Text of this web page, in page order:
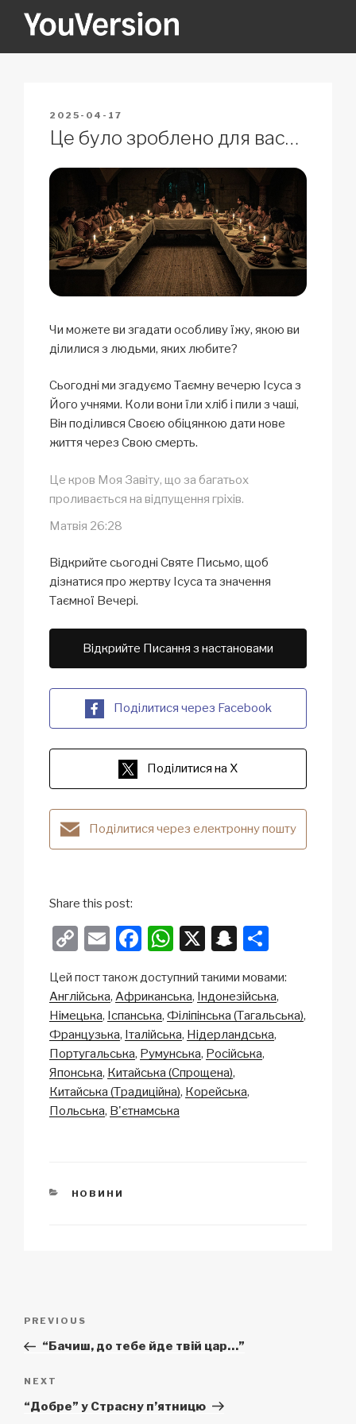
YOUVERSION
POSTED
ON
2025-04-17
Це було зроблено для вас…
Чи можете ви згадати особливу їжу, якою ви
ділилися з людьми, яких любите?
Сьогодні ми згадуємо Таємну вечерю Ісуса з
Його учнями. Коли вони їли хліб і пили з чаші,
Він поділився Своєю обіцянкою дати нове
життя через Свою смерть.
Це кров Моя Завіту, що за багатьох
проливається на відпущення гріхів.
Матвія 26:28
Відкрийте сьогодні Святе Письмо, щоб
дізнатися про жертву Ісуса та значення
Таємної Вечері.
Відкрийте Писання з настановами
Поділитися через Facebook
Поділитися на X
Поділитися через електронну пошту
Share this post:
C
p
y
Li
n
k
E
ail
F
c
e
b
o
o
k
W
at
s
A
p
p
X
S
a
p
c
h
at
ar
e
Цей пост також доступний такими мовами:
Англійська Африканська Індонезійська
Німецька Іспанська Філіпінська (Тагальська)
Французька Італійська Нідерландська
Португальська Румунська Російська
Японська Китайська (Спрощена)
Китайська (Традиційна) Корейська
Польська В'єтнамська
CATEGORIES
НОВИНИ
Previous
Post
PREVIOUS
“Бачиш, до тебе йде твій цар…”
Next
Post
NEXT
“Добре” у Страсну п’ятницю